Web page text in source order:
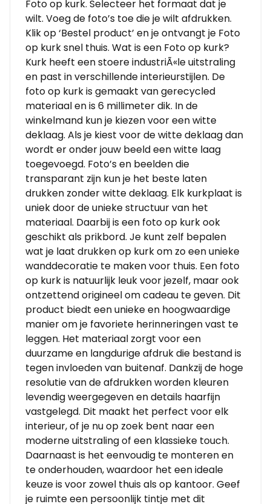
Foto op kurk. Selecteer het formaat dat je
wilt. Voeg de foto’s toe die je wilt afdrukken.
Klik op ‘Bestel product’ en je ontvangt je Foto
op kurk snel thuis. Wat is een Foto op kurk?
Kurk heeft een stoere industriÃ«le uitstraling
en past in verschillende interieurstijlen. De
foto op kurk is gemaakt van gerecycled
materiaal en is 6 millimeter dik. In de
winkelmand kun je kiezen voor een witte
deklaag. Als je kiest voor de witte deklaag dan
wordt er onder jouw beeld een witte laag
toegevoegd. Foto’s en beelden die
transparant zijn kun je het beste laten
drukken zonder witte deklaag. Elk kurkplaat is
uniek door de unieke structuur van het
materiaal. Daarbij is een foto op kurk ook
geschikt als prikbord. Je kunt zelf bepalen
wat je laat drukken op kurk om zo een unieke
wanddecoratie te maken voor thuis. Een foto
op kurk is natuurlijk leuk voor jezelf, maar ook
ontzettend origineel om cadeau te geven. Dit
product biedt een unieke en hoogwaardige
manier om je favoriete herinneringen vast te
leggen. Het materiaal zorgt voor een
duurzame en langdurige afdruk die bestand is
tegen invloeden van buitenaf. Dankzij de hoge
resolutie van de afdrukken worden kleuren
levendig weergegeven en details haarfijn
vastgelegd. Dit maakt het perfect voor elk
interieur, of je nu op zoek bent naar een
moderne uitstraling of een klassieke touch.
Daarnaast is het eenvoudig te monteren en
te onderhouden, waardoor het een ideale
keuze is voor zowel thuis als op kantoor. Geef
je ruimte een persoonlijk tintje met dit